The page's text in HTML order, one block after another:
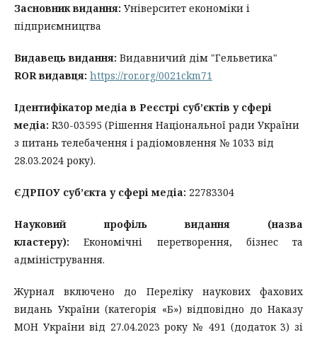
Засновник видання: Університет економіки і
підприємництва
Видавець видання: Видавничий дім "Гельветика"
ROR видавця: https://ror.org/0021ckm71
Ідентифікатор медіа в Реєстрі суб’єктів у сфері
медіа: R30-03595 (Рішення Національної ради України
з питань телебачення і радіомовлення № 1033 від
28.03.2024 року).
ЄДРПОУ суб’єкта у сфері медіа: 22783304
Науковий профіль видання (назва
кластеру): Економічні перетворення, бізнес та
адміністрування.
Журнал включено до Переліку наукових фахових
видань України (категорія «Б») відповідно до Наказу
МОН України від 27.04.2023 року № 491 (додаток 3) зі